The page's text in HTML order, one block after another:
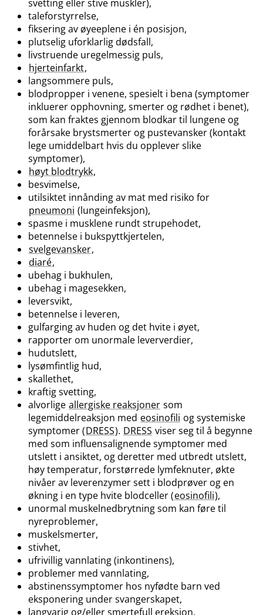
svetting eller stive muskler),
taleforstyrrelse,
fiksering av øyeeplene i én posisjon,
plutselig uforklarlig dødsfall,
livstruende uregelmessig puls,
hjerteinfarkt,
langsommere puls,
blodpropper i venene, spesielt i bena (symptomer
inkluerer opphovning, smerter og rødhet i benet),
som kan fraktes gjennom blodkar til lungene og
forårsake brystsmerter og pustevansker (kontakt
lege umiddelbart hvis du opplever slike
symptomer),
høyt blodtrykk,
besvimelse,
utilsiktet innånding av mat med risiko for
pneumoni (lungeinfeksjon),
spasme i musklene rundt strupehodet,
betennelse i bukspyttkjertelen,
svelgevansker,
diaré,
ubehag i bukhulen,
ubehag i magesekken,
leversvikt,
betennelse i leveren,
gulfarging av huden og det hvite i øyet,
rapporter om unormale leververdier,
hudutslett,
lysømfintlig hud,
skallethet,
kraftig svetting,
alvorlige allergiske reaksjoner som
legemiddelreaksjon med eosinofili og systemiske
symptomer (DRESS). DRESS viser seg til å begynne
med som influensalignende symptomer med
utslett i ansiktet, og deretter med utbredt utslett,
høy temperatur, forstørrede lymfeknuter, økte
nivåer av leverenzymer sett i blodprøver og en
økning i en type hvite blodceller (eosinofili),
unormal muskelnedbrytning som kan føre til
nyreproblemer,
muskelsmerter,
stivhet,
ufrivillig vannlating (inkontinens),
problemer med vannlating,
abstinenssymptomer hos nyfødte barn ved
eksponering under svangerskapet,
langvarig og​/​eller smertefull ereksjon,